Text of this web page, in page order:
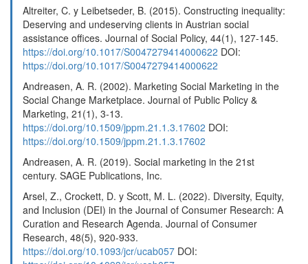
Altreiter, C. y Leibetseder, B. (2015). Constructing inequality:
Deserving and undeserving clients in Austrian social
assistance offices. Journal of Social Policy, 44(1), 127-145.
https://doi.org/10.1017/S0047279414000622 DOI:
https://doi.org/10.1017/S0047279414000622
Andreasen, A. R. (2002). Marketing Social Marketing in the
Social Change Marketplace. Journal of Public Policy &
Marketing, 21(1), 3-13.
https://doi.org/10.1509/jppm.21.1.3.17602 DOI:
https://doi.org/10.1509/jppm.21.1.3.17602
Andreasen, A. R. (2019). Social marketing in the 21st
century. SAGE Publications, Inc.
Arsel, Z., Crockett, D. y Scott, M. L. (2022). Diversity, Equity,
and Inclusion (DEI) in the Journal of Consumer Research: A
Curation and Research Agenda. Journal of Consumer
Research, 48(5), 920-933.
https://doi.org/10.1093/jcr/ucab057 DOI: